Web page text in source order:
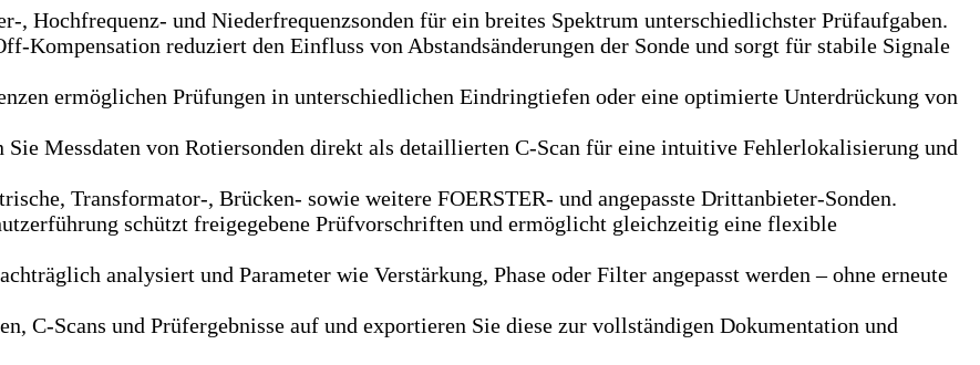
, Hochfrequenz- und Niederfrequenzsonden für ein breites Spektrum unterschiedlichster Prüfaufgaben.
Kompensation reduziert den Einfluss von Abstandsänderungen der Sonde und sorgt für stabile Signale
ermöglichen Prüfungen in unterschiedlichen Eindringtiefen oder eine optimierte Unterdrückung von
Sie Messdaten von Rotiersonden direkt als detaillierten C-Scan für eine intuitive Fehlerlokalisierung und
Transformator-, Brücken- sowie weitere FOERSTER- und angepasste Drittanbieter-Sonden.
schützt freigegebene Prüfvorschriften und ermöglicht gleichzeitig eine flexible
analysiert und Parameter wie Verstärkung, Phase oder Filter angepasst werden – ohne erneute
C-Scans und Prüfergebnisse auf und exportieren Sie diese zur vollständigen Dokumentation und